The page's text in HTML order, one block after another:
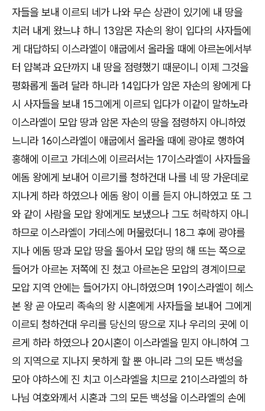
자들을 보내 이르되 네가 나와 무슨 상관이 있기에 내 땅을
치러 내게 왔느냐 하니 13암몬 자손의 왕이 입다의 사자들에
게 대답하되 이스라엘이 애굽에서 올라올 때에 아르논에서부
터 얍복과 요단까지 내 땅을 점령했기 때문이니 이제 그것을
평화롭게 돌려 달라 하니라 14입다가 암몬 자손의 왕에게 다
시 사자들을 보내 15그에게 이르되 입다가 이같이 말하노라
이스라엘이 모압 땅과 암몬 자손의 땅을 점령하지 아니하였
느니라 16이스라엘이 애굽에서 올라올 때에 광야로 행하여
홍해에 이르고 가데스에 이르러서는 17이스라엘이 사자들을
에돔 왕에게 보내어 이르기를 청하건대 나를 네 땅 가운데로
지나게 하라 하였으나 에돔 왕이 이를 듣지 아니하였고 또 그
와 같이 사람을 모압 왕에게도 보냈으나 그도 허락하지 아니
하므로 이스라엘이 가데스에 머물렀더니 18그 후에 광야를
지나 에돔 땅과 모압 땅을 돌아서 모압 땅의 해 뜨는 쪽으로
들어가 아르논 저쪽에 진 쳤고 아르논은 모압의 경계이므로
모압 지역 안에는 들어가지 아니하였으며 19이스라엘이 헤스
본 왕 곧 아모리 족속의 왕 시혼에게 사자들을 보내어 그에게
이르되 청하건대 우리를 당신의 땅으로 지나 우리의 곳에 이
르게 하라 하였으나 20시혼이 이스라엘을 믿지 아니하여 그
의 지역으로 지나지 못하게 할 뿐 아니라 그의 모든 백성을
모아 야하스에 진 치고 이스라엘을 치므로 21이스라엘의 하
나님 여호와께서 시혼과 그의 모든 백성을 이스라엘의 손에